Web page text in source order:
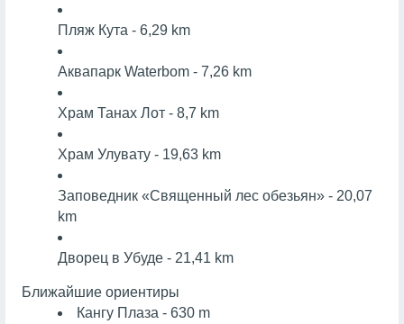
Пляж Кута - 6,29 km
Аквапарк Waterbom - 7,26 km
Храм Танах Лот - 8,7 km
Храм Улувату - 19,63 km
Заповедник «Священный лес обезьян» - 20,07
km
Дворец в Убуде - 21,41 km
Ближайшие ориентиры
Кангу Плаза - 630 m